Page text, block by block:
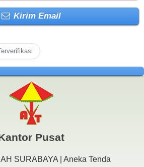
Kirim Email
Pusat
SURABAYA | Aneka Tenda